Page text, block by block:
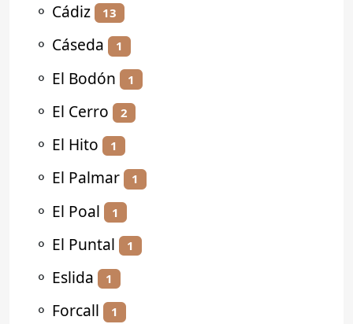
⚬ Cádiz 13
⚬ Cáseda 1
⚬ El Bodón 1
⚬ El Cerro 2
⚬ El Hito 1
⚬ El Palmar 1
⚬ El Poal 1
⚬ El Puntal 1
⚬ Eslida 1
⚬ Forcall 1